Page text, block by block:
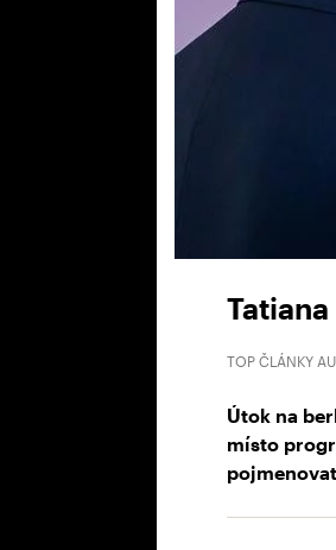
TOP ČLÁNKY
Útok na
místo